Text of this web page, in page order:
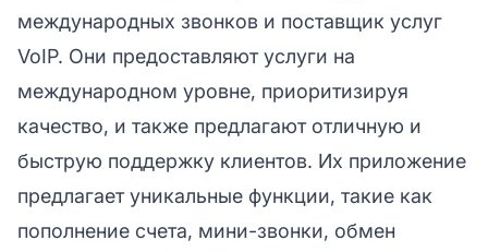
международных звонков и поставщик услуг
VoIP. Они предоставляют услуги на
международном уровне, приоритизируя
качество, и также предлагают отличную и
быструю поддержку клиентов. Их приложение
предлагает уникальные функции, такие как
пополнение счета, мини-звонки, обмен